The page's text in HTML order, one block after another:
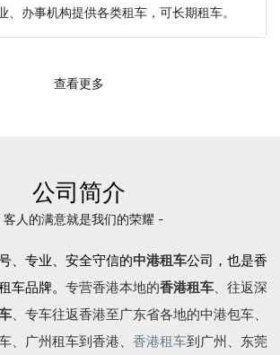
、办事机构提供各类租车，可长期租车。
查看更多
公司简介
客人的满意就是我们的荣耀 -
、专业、安全守信的中港租车公司，也是香
车品牌。 专营香港本地的香港租车、往返深
、专车往返香港至广东省各地的中港包车、
、广州租车到香港、 香港租车到广州、东莞